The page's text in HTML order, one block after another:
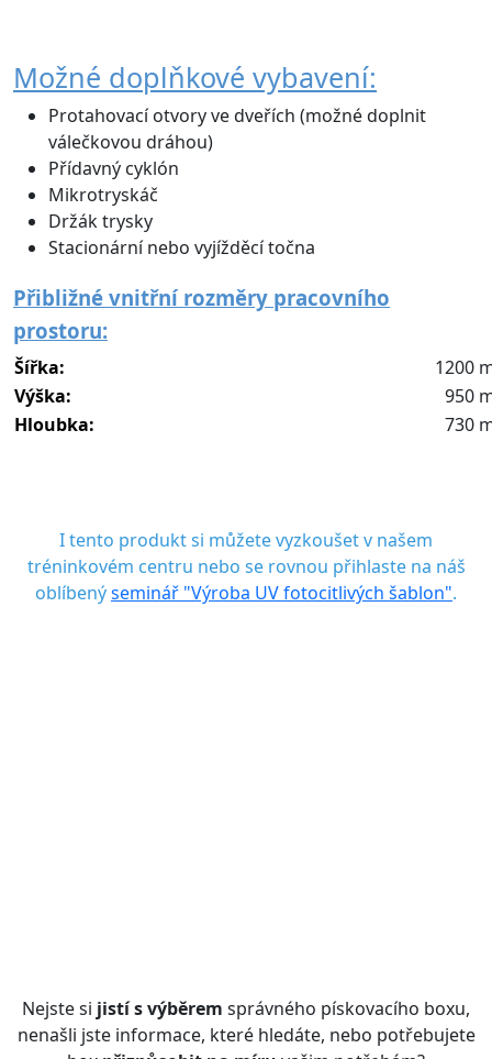
Možné doplňkové vybavení:
Protahovací otvory ve dveřích (možné doplnit
válečkovou dráhou)
Přídavný cyklón
Mikrotryskáč
Držák trysky
Stacionární nebo vyjížděcí točna
Přibližné vnitřní rozměry pracovního
prostoru:
Šířka:
1200
Výška:
950
Hloubka:
730
I tento produkt si můžete vyzkoušet v našem
tréninkovém centru nebo se rovnou přihlaste na náš
oblíbenýseminář "Výroba UV fotocitlivých šablon".
Nejste si jistís výběrem správného pískovacího boxu,
nenašli jste informace, které hledáte, nebo potřebujete